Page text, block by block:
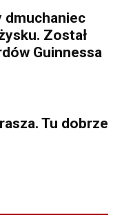
dmuchaniec
Został
Guinnessa
Tu dobrze